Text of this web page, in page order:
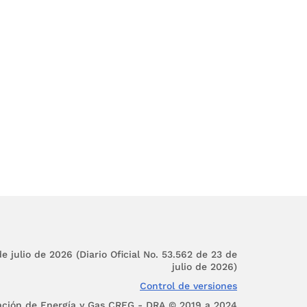
definidos a
al momento de la
julio de 2026 (Diario Oficial No. 53.562 de 23 de
julio de 2026)
Control de versiones